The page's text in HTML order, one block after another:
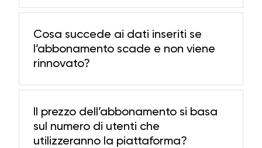
Cosa succede ai dati inseriti se
l’abbonamento scade e non viene
rinnovato?
Il prezzo dell’abbonamento si basa
sul numero di utenti che
utilizzeranno la piattaforma?